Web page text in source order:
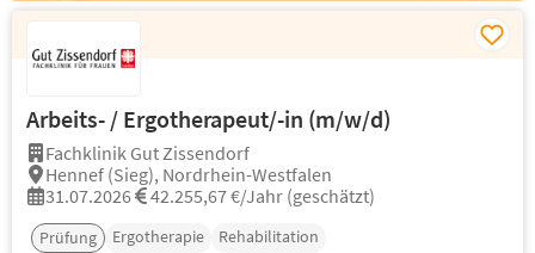
Arbeits- / Ergotherapeut/-in (m/w/d)
Fachklinik Gut Zissendorf
Hennef (Sieg), Nordrhein-Westfalen
31.07.2026
42.255,67 €/Jahr (geschätzt)
Prüfung Ergotherapie Rehabilitation